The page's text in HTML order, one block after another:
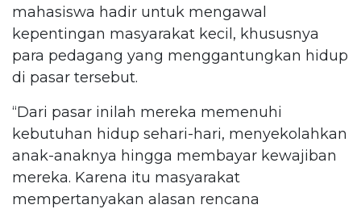
mahasiswa hadir untuk mengawal
kepentingan masyarakat kecil, khususnya
para pedagang yang menggantungkan hidup
di pasar tersebut.
“Dari pasar inilah mereka memenuhi
kebutuhan hidup sehari-hari, menyekolahkan
anak-anaknya hingga membayar kewajiban
mereka. Karena itu masyarakat
mempertanyakan alasan rencana